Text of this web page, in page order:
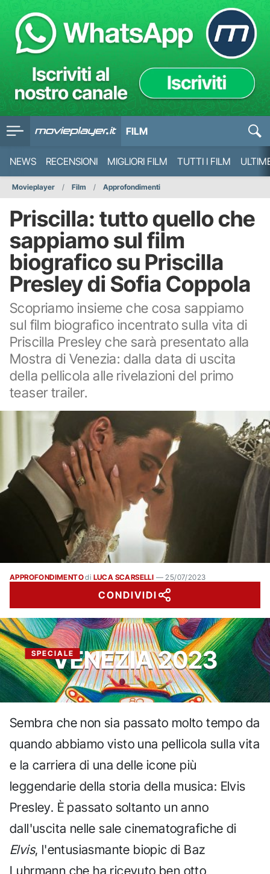
FILM
NEWS RECENSIONI MIGLIORI FILM TUTTI I FILM
Movieplayer Film Approfondimenti
Priscilla: tutto quello che
sappiamo sul film
biografico su Priscilla
Presley di Sofia Coppola
Scopriamo insieme che cosa sappiamo
sul film biografico incentrato sulla vita di
Priscilla Presley che sarà presentato alla
Mostra di Venezia: dalla data di uscita
della pellicola alle rivelazioni del primo
teaser trailer.
APPROFONDIMENTOdi LUCA SCARSELLI —25/07/2023
CONDIVIDI
SPECIALEVENEZIA 2023
Sembra che non sia passato molto tempo da
quando abbiamo visto una pellicola sulla vita
e la carriera di una delle icone più
leggendarie della storia della musica: Elvis
Presley. È passato soltanto un anno
dall'uscita nelle sale cinematografiche di
Elvis, l'entusiasmante biopic di Baz
Luhrmann che ha ricevuto ben otto